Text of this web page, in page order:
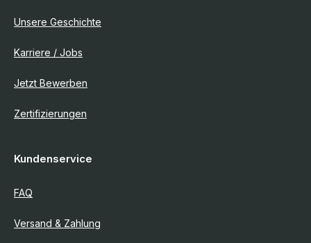
Unsere Geschichte
Karriere / Jobs
Jetzt Bewerben
Zertifizierungen
Kundenservice
FAQ
Versand & Zahlung